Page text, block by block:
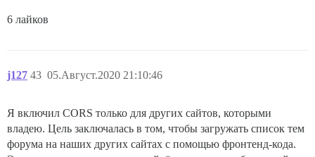
6 лайков
j127 05.Август.2020 21:10:46
43
Я включил CORS только для других сайтов, которыми
владею. Цель заключалась в том, чтобы загружать список тем
форума на наших других сайтах с помощью фронтенд-кода.